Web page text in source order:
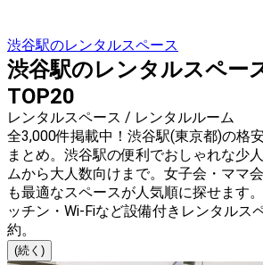
渋谷駅のレンタルスペース
渋谷駅のレンタルスペー
TOP20
レンタルスペース / レンタルルーム
全3,000件掲載中！渋谷駅(東京都)の格
まとめ。渋谷駅の便利でおしゃれな少
ムから大人数向けまで。女子会・ママ
も最適なスペースが人気順に探せます
ッチン・Wi-Fiなど設備付きレンタルス
約。
(続く)